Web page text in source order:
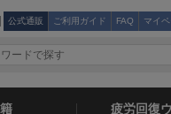
公式通販 ご利用ガイド FAQ マイ
疲労回復